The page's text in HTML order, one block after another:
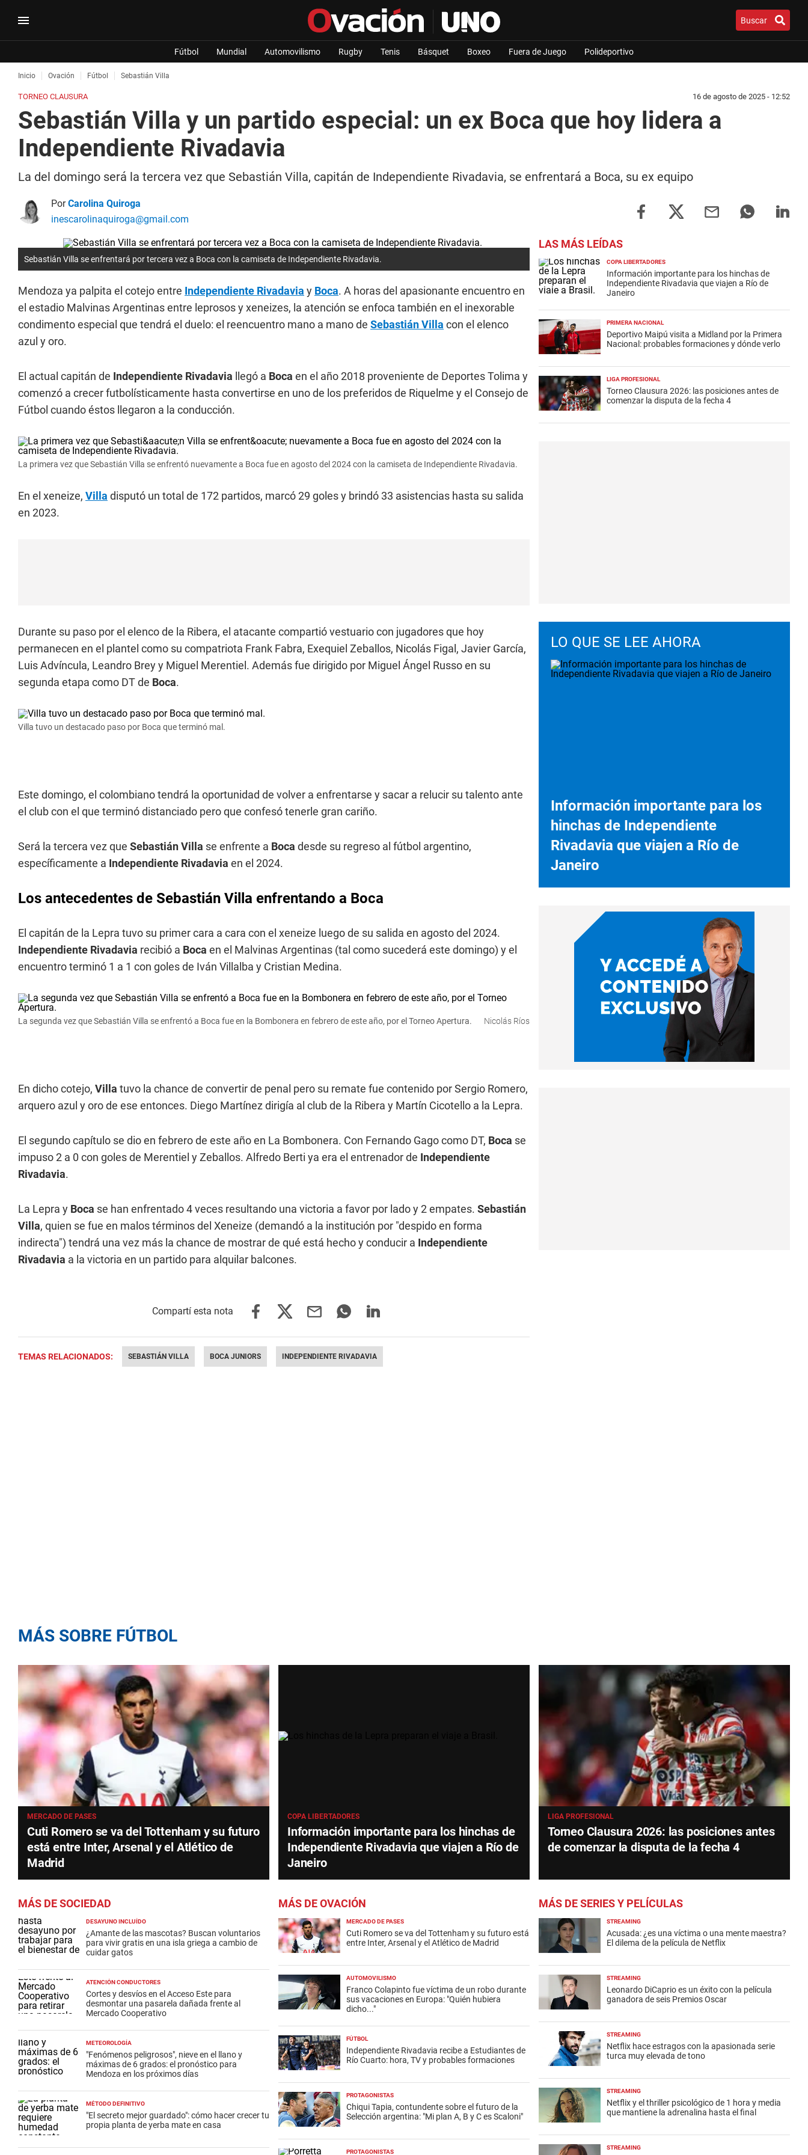
Buscar
Fútbol Mundial Automovilismo Rugby Tenis Básquet Boxeo Fuera de Juego Polideportivo
Inicio Ovación Fútbol Sebastián Villa
TORNEO CLAUSURA 16 de agosto de 2025 - 12:52
Sebastián Villa y un partido especial: un ex Boca que hoy lidera a
Independiente Rivadavia
La del domingo será la tercera vez que Sebastián Villa, capitán de Independiente Rivadavia, se enfrentará a Boca, su ex equipo
PorCarolina Quiroga
inescarolinaquiroga@gmail.com
Sebastián Villa se enfrentará por tercera vez a Boca con la camiseta de Independiente Rivadavia.
Mendoza ya palpita el cotejo entre Independiente Rivadavia y Boca. A horas del apasionante encuentro en
el estadio Malvinas Argentinas entre leprosos y xeneizes, la atención se enfoca también en el inexorable
condimento especial que tendrá el duelo: el reencuentro mano a mano de Sebastián Villa con el elenco
azul y oro.
El actual capitán de Independiente Rivadavia llegó a Boca en el año 2018 proveniente de Deportes Tolima y
comenzó a crecer futbolísticamente hasta convertirse en uno de los preferidos de Riquelme y el Consejo de
Fútbol cuando éstos llegaron a la conducción.
La primera vez que Sebastián Villa se enfrentó nuevamente a Boca fue en agosto del 2024 con la camiseta de Independiente Rivadavia.
En el xeneize, Villa disputó un total de 172 partidos, marcó 29 goles y brindó 33 asistencias hasta su salida
en 2023.
Durante su paso por el elenco de la Ribera, el atacante compartió vestuario con jugadores que hoy
permanecen en el plantel como su compatriota Frank Fabra, Exequiel Zeballos, Nicolás Figal, Javier García,
Luis Advíncula, Leandro Brey y Miguel Merentiel. Además fue dirigido por Miguel Ángel Russo en su
segunda etapa como DT de Boca.
Villa tuvo un destacado paso por Boca que terminó mal.
Este domingo, el colombiano tendrá la oportunidad de volver a enfrentarse y sacar a relucir su talento ante
el club con el que terminó distanciado pero que confesó tenerle gran cariño.
Será la tercera vez que Sebastián Villa se enfrente a Boca desde su regreso al fútbol argentino,
específicamente a Independiente Rivadavia en el 2024.
Los antecedentes de Sebastián Villa enfrentando a Boca
El capitán de la Lepra tuvo su primer cara a cara con el xeneize luego de su salida en agosto del 2024.
Independiente Rivadavia recibió a Boca en el Malvinas Argentinas (tal como sucederá este domingo) y el
encuentro terminó 1 a 1 con goles de Iván Villalba y Cristian Medina.
La segunda vez que Sebastián Villa se enfrentó a Boca fue en la Bombonera en febrero de este año, por el Torneo Apertura. Nicolás Ríos
En dicho cotejo, Villa tuvo la chance de convertir de penal pero su remate fue contenido por Sergio Romero,
arquero azul y oro de ese entonces. Diego Martínez dirigía al club de la Ribera y Martín Cicotello a la Lepra.
El segundo capítulo se dio en febrero de este año en La Bombonera. Con Fernando Gago como DT, Boca se
impuso 2 a 0 con goles de Merentiel y Zeballos. Alfredo Berti ya era el entrenador de Independiente
Rivadavia.
La Lepra y Boca se han enfrentado 4 veces resultando una victoria a favor por lado y 2 empates. Sebastián
Villa, quien se fue en malos términos del Xeneize (demandó a la institución por "despido en forma
indirecta") tendrá una vez más la chance de mostrar de qué está hecho y conducir a Independiente
Rivadavia a la victoria en un partido para alquilar balcones.
TEMAS RELACIONADOS: SEBASTIÁN VILLA BOCA JUNIORS INDEPENDIENTE RIVADAVIA
LAS MÁS LEÍDAS
COPA LIBERTADORES
Información importante para los hinchas de
Independiente Rivadavia que viajen a Río de
Janeiro
PRIMERA NACIONAL
Deportivo Maipú visita a Midland por la Primera
Nacional: probables formaciones y dónde verlo
LIGA PROFESIONAL
Torneo Clausura 2026: las posiciones antes de
comenzar la disputa de la fecha 4
LO QUE SE LEE AHORA
Información importante para los
hinchas de Independiente
Rivadavia que viajen a Río de
Janeiro
MÁS SOBRE FÚTBOL
MERCADO DE PASES
Cuti Romero se va del Tottenham y su futuro
está entre Inter, Arsenal y el Atlético de
Madrid
COPA LIBERTADORES
Información importante para los hinchas de
Independiente Rivadavia que viajen a Río de
Janeiro
LIGA PROFESIONAL
Torneo Clausura 2026: las posiciones antes
de comenzar la disputa de la fecha 4
MÁS DE SOCIEDAD
DESAYUNO INCLUÍDO
¿Amante de las mascotas? Buscan voluntarios
para vivir gratis en una isla griega a cambio de
cuidar gatos
ATENCIÓN CONDUCTORES
Cortes y desvíos en el Acceso Este para
desmontar una pasarela dañada frente al
Mercado Cooperativo
METEOROLOGÍA
"Fenómenos peligrosos", nieve en el llano y
máximas de 6 grados: el pronóstico para
Mendoza en los próximos días
MÉTODO DEFINITIVO
"El secreto mejor guardado": cómo hacer crecer tu
propia planta de yerba mate en casa
MÁS DE OVACIÓN
MERCADO DE PASES
Cuti Romero se va del Tottenham y su futuro está
entre Inter, Arsenal y el Atlético de Madrid
AUTOMOVILISMO
Franco Colapinto fue víctima de un robo durante
sus vacaciones en Europa: "Quién hubiera
dicho..."
FÚTBOL
Independiente Rivadavia recibe a Estudiantes de
Río Cuarto: hora, TV y probables formaciones
PROTAGONISTAS
Chiqui Tapia, contundente sobre el futuro de la
Selección argentina: "Mi plan A, B y C es Scaloni"
PROTAGONISTAS
MÁS DE SERIES Y PELÍCULAS
STREAMING
Acusada: ¿es una víctima o una mente maestra?
El dilema de la película de Netflix
STREAMING
Leonardo DiCaprio es un éxito con la película
ganadora de seis Premios Oscar
STREAMING
Netflix hace estragos con la apasionada serie
turca muy elevada de tono
STREAMING
Netflix y el thriller psicológico de 1 hora y media
que mantiene la adrenalina hasta el final
STREAMING